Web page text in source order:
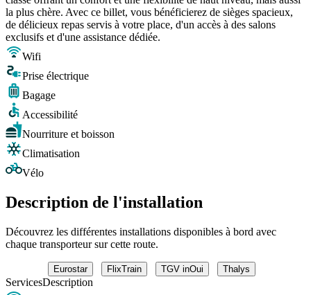
la plus chère. Avec ce billet, vous bénéficierez de sièges spacieux,
de délicieux repas servis à votre place, d'un accès à des salons
exclusifs et d'une assistance dédiée.
Wifi
Prise électrique
Bagage
Accessibilité
Nourriture et boisson
Climatisation
Vélo
Description de l'installation
Découvrez les différentes installations disponibles à bord avec
chaque transporteur sur cette route.
Eurostar FlixTrain TGV inOui Thalys
ServicesDescription